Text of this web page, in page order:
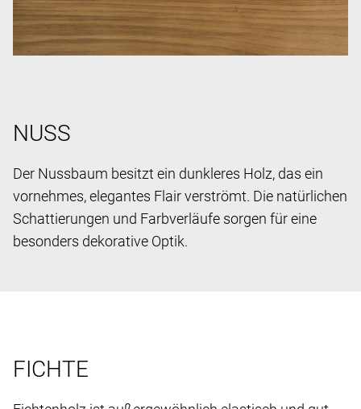
NUSS
Der Nussbaum besitzt ein dunkleres Holz, das ein
vornehmes, elegantes Flair verströmt. Die natürlichen
Schattierungen und Farbverläufe sorgen für eine
besonders dekorative Optik.
FICHTE